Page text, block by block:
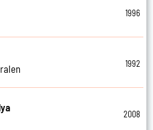
1996
1992
2008